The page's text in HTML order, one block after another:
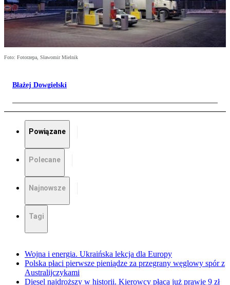
Foto: Fotorzepa, Sławomir Mielnik
Błażej Dowgielski
Powiązane
Polecane
Najnowsze
Tagi
Wojna i energia. Ukraińska lekcja dla Europy
Polska płaci pierwsze pieniądze za przegrany węglowy spór z
Australijczykami
Diesel najdroższy w historii. Kierowcy płacą już prawie 9 zł